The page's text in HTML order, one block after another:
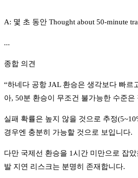
A: 몇 초 동안 Thought about 50-minute
...
종합 의견
“하네다 공항 JAL 환승은 생각보다 빠르
아, 50분 환승이 무조건 불가능한 수준은
실패 확률은 높지 않을 것으로 추정
경우엔 충분히 가능할 것으로 보입니다.
다만 국제선 환승을 1시간 미만으로 잡
발 지연 리스크는 분명히 존재합니다.